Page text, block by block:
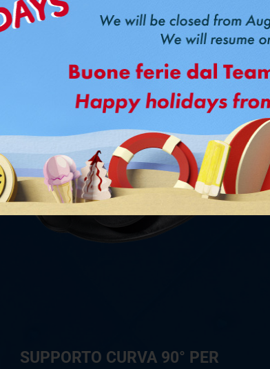
Ti potrebbe interessare
SUPPORTO CURVA 90° PER